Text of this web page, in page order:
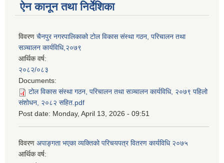
ऐन कानून तथा निर्देशिका
विवरण चैनपुर नगरपालिकाको टोल विकास संस्था गठन, परिचालन तथा
सञ्चालन कार्यविधि,२०७९
आर्थिक वर्ष:
२०८२/०८३
Documents:
टोल विकास संस्था गठन, परिचालन तथा सञ्चालन कार्यविधि, २०७९ पहिलो
संशोधन, २०८२ सहित.pdf
Post date: Monday, April 13, 2026 - 09:51
विवरण अपाङ्गता भएका व्यक्तिको परिचयपत्र वितरण कार्यविधि २०७५
आर्थिक वर्ष: